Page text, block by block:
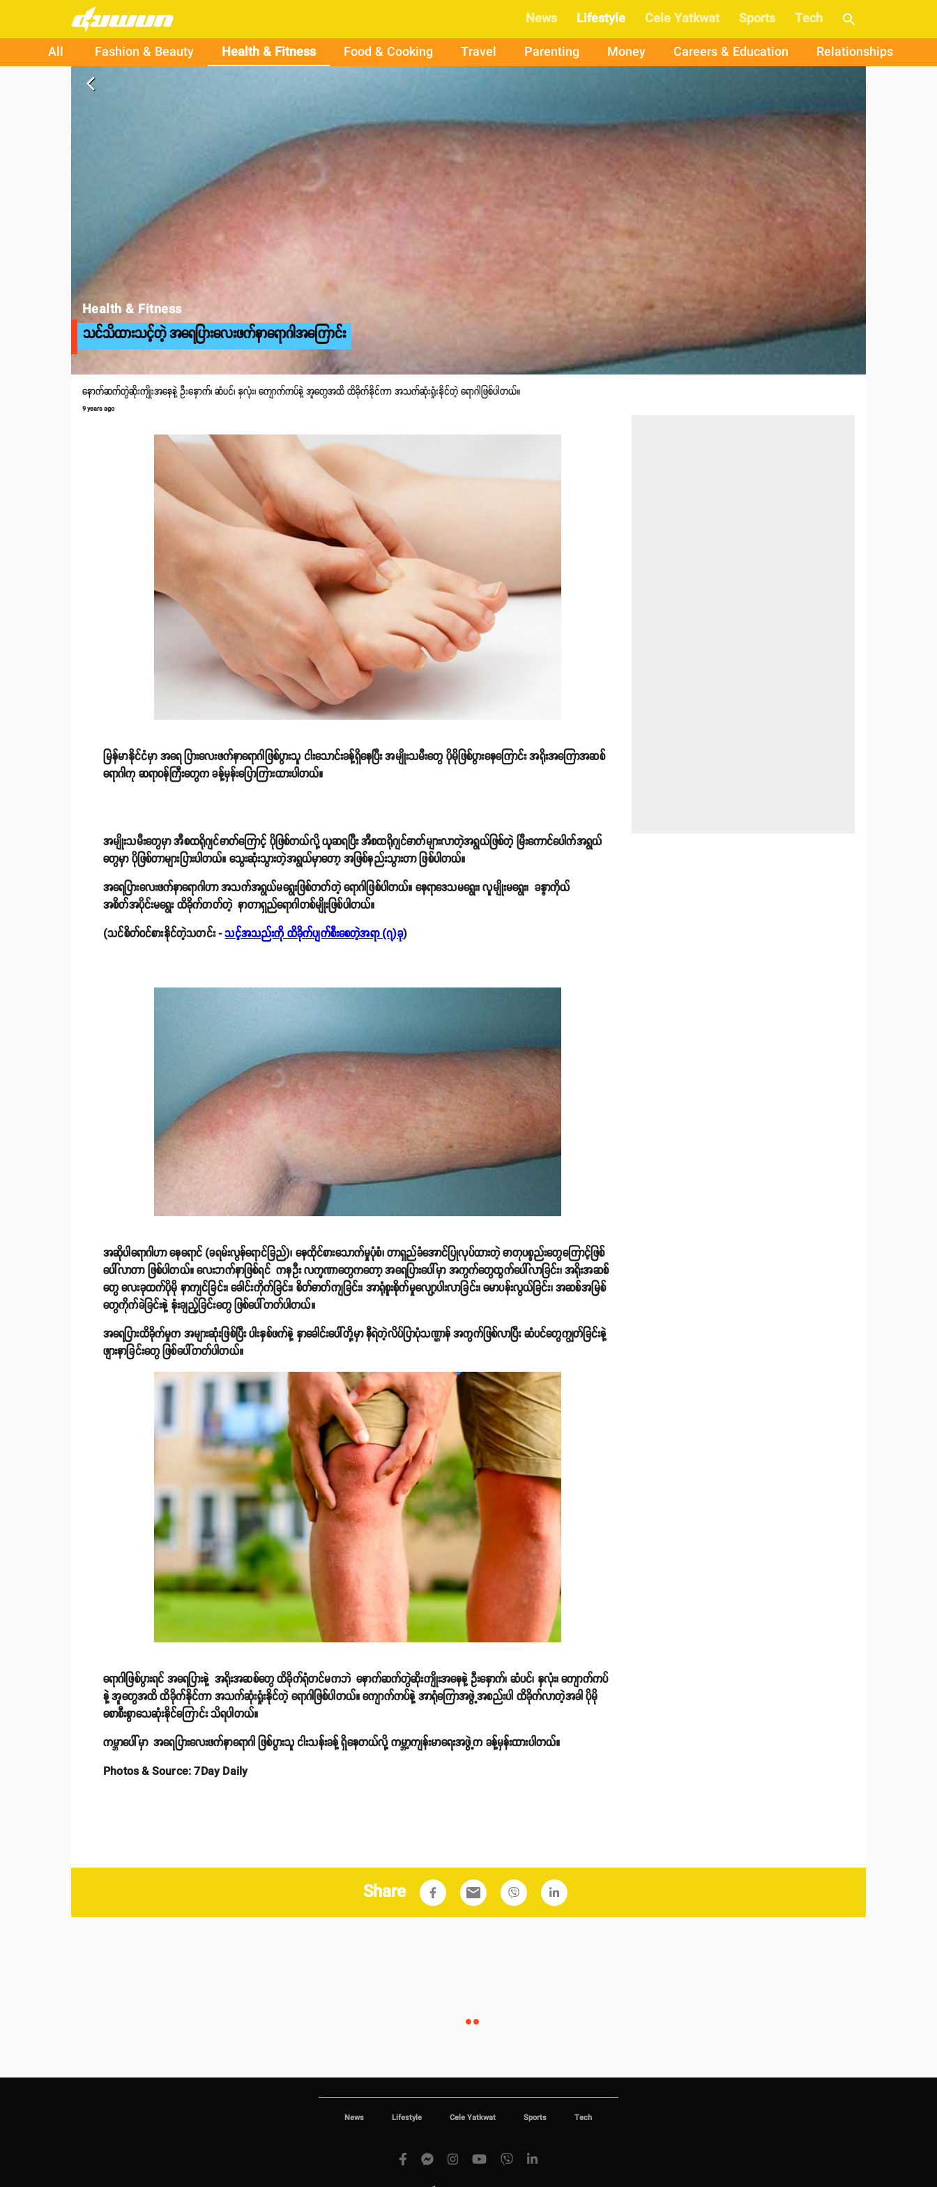
News Lifestyle Cele Yatkwat Sports
Tech
All
Fashion & Beauty Health & Fitness Food & Cooking Travel Parenting Money Careers & Education Relationships
arrow_back_ios
Health & Fitness
သင်သိထားသင့်တဲ့ အရေပြားလေးဖက်နာရောဂါအကြောင်း
နောက်ဆက်တွဲဆိုးကျိုးအနေနဲ့ ဦးနှောက်၊ ဆံပင်၊ နှလုံး၊ ကျောက်ကပ်နဲ့ အူတွေအထိ ထိခိုက်နိုင်ကာ အသက်ဆုံးရှုံးနိုင်တဲ့ ရောဂါဖြစ်ပါတယ်။
9 years ago
မြန်မာနိုင်ငံမှာ အရေ ပြားလေးဖက်နာရောဂါဖြစ်ပွားသူ ငါးသောင်းခန့်ရှိနေပြီး အမျိုးသမီးတွေ ပိုမိုဖြစ်ပွားနေကြောင်း အရိုးအကြောအဆစ်
ရောဂါကု ဆရာဝန်ကြီးတွေက ခန့်မှန်းပြောကြားထားပါတယ်။
အမျိုးသမီးတွေမှာ အီစထရိုဂျင်ဓာတ်ကြောင့် ပိုဖြစ်တယ်လို့ ယူဆရပြီး အီစထရိုဂျင်ဓာတ်များလာတဲ့အရွယ်ဖြစ်တဲ့ မြီးကောင်ပေါက်အရွယ်
တွေမှာ ပိုဖြစ်တာများပြားပါတယ်။ သွေးဆုံးသွားတဲ့အရွယ်မှာတော့ အဖြစ်နည်းသွားတာ ဖြစ်ပါတယ်။
အရေပြားလေးဖက်နာရောဂါဟာ အသက်အရွယ်မရွေးဖြစ်တတ်တဲ့ ရောဂါဖြစ်ပါတယ်။ နေရာဒေသမရွေး၊ လူမျိုးမရွေး၊ ခန္ဓာကိုယ်
အစိတ်အပိုင်းမရွေး ထိခိုက်တတ်တဲ့ နာတာရှည်ရောဂါတစ်မျိုးဖြစ်ပါတယ်။
(သင်စိတ်ဝင်စားနိုင်တဲ့သတင်း -သင့်အသည်းကို ထိခိုက်ပျက်စီးစေတဲ့အရာ (၇)ခု)
အဆိုပါရောဂါဟာ နေရောင် (ခရမ်းလွန်ရောင်ခြည်)၊ နေထိုင်စားသောက်မှုပုံစံ၊ တာရှည်ခံအောင်ပြုလုပ်ထားတဲ့ ဓာတုပစ္စည်းတွေကြောင့်ဖြစ်
ပေါ်လာတာ ဖြစ်ပါတယ်။ လေးဘက်နာဖြစ်ရင် ကနဦး လက္ခဏာတွေကတော့ အရေပြားပေါ်မှာ အကွက်တွေထွက်ပေါ်လာခြင်း၊ အရိုးအဆစ်
တွေ လေးခုထက်ပိုမို နာကျင်ခြင်း၊ ခေါင်းကိုက်ခြင်း၊ စိတ်ဓာတ်ကျခြင်း၊ အာရုံစူးစိုက်မှုလျော့ပါးလာခြင်း၊ မောပန်းလွယ်ခြင်း၊ အဆစ်အမြစ်
တွေကိုက်ခဲခြင်းနဲ့ နုံးချည့်ခြင်းတွေ ဖြစ်ပေါ်တတ်ပါတယ်။
အရေပြားထိခိုက်မှုက အများဆုံးဖြစ်ပြီး ပါးနှစ်ဖက်နဲ့ နှာခေါင်းပေါ်တို့မှာ နီရဲတဲ့လိပ်ပြာပုံသဏ္ဌာန် အကွက်ဖြစ်လာပြီး ဆံပင်တွေကျွတ်ခြင်းနဲ့
ဖျားနာခြင်းတွေ ဖြစ်ပေါ်တတ်ပါတယ်။
ရောဂါဖြစ်ပွားရင် အရေပြားနဲ့ အရိုးအဆစ်တွေ ထိခိုက်ရုံတင်မကဘဲ နောက်ဆက်တွဲဆိုးကျိုးအနေနဲ့ ဦးနှောက်၊ ဆံပင်၊ နှလုံး၊ ကျောက်ကပ်
နဲ့ အူတွေအထိ ထိခိုက်နိုင်ကာ အသက်ဆုံးရှုံးနိုင်တဲ့ ရောဂါဖြစ်ပါတယ်။ ကျောက်ကပ်နဲ့ အာရုံကြောအဖွဲ့အစည်းပါ ထိခိုက်လာတဲ့အခါ ပိုမို
စောစီးစွာသေဆုံးနိုင်ကြောင်း သိရပါတယ်။
ကမ္ဘာပေါ်မှာ အရေပြားလေးဖက်နာရောဂါ ဖြစ်ပွားသူ ငါးသန်းခန့် ရှိနေတယ်လို့ ကမ္ဘာ့ကျန်းမာရေးအဖွဲ့က ခန့်မှန်းထားပါတယ်။
Photos & Source: 7Day Daily
Share email
News Lifestyle Cele Yatkwat Sports Tech